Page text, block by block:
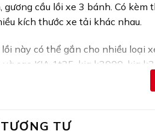
gương cầu lồi xe 3 bánh. Có
kích thước xe tải khác nhau.
lồi này có thể gắn cho nhiều loại
cao KIA 1t25, kia k3000, kia
CHO XE TẢI ISUZU
TỰ